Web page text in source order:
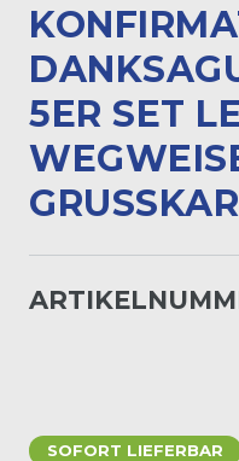
5ER SET
SOFORT LIEFERBAR